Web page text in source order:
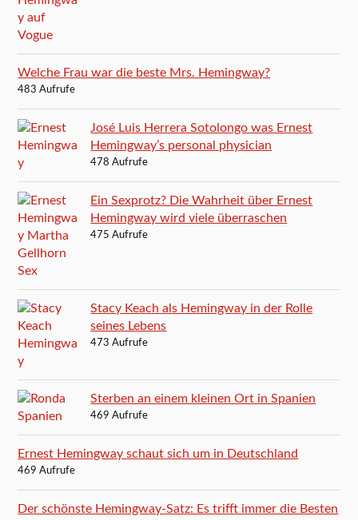
Welche Frau war die beste Mrs. Hemingway?
483 Aufrufe
José Luis Herrera Sotolongo was Ernest
Hemingway’s personal physician
478 Aufrufe
Ein Sexprotz? Die Wahrheit über Ernest
Hemingway wird viele überraschen
475 Aufrufe
Stacy Keach als Hemingway in der Rolle
seines Lebens
473 Aufrufe
Sterben an einem kleinen Ort in Spanien
469 Aufrufe
Ernest Hemingway schaut sich um in Deutschland
469 Aufrufe
Der schönste Hemingway-Satz: Es trifft immer die Besten